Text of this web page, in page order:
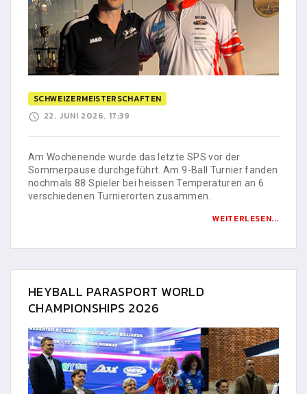
SCHWEIZERMEISTERSCHAFTEN
22. JUNI 2026, 17:39
Am Wochenende wurde das letzte SPS vor der
Sommerpause durchgeführt. Am 9-Ball Turnier fanden
nochmals 88 Spieler bei heissen Temperaturen an 6
verschiedenen Turnierorten zusammen.
WEITERLESEN...
HEYBALL PARASPORT WORLD
CHAMPIONSHIPS 2026